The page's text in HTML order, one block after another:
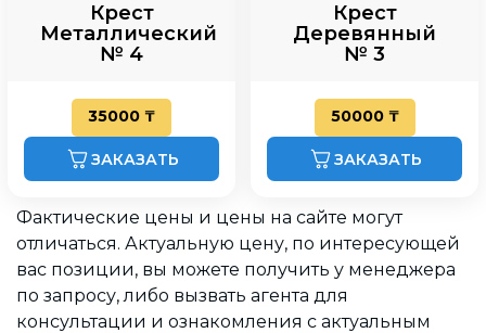
Крест
Металлический
№ 4
35000 ₸
ЗАКАЗАТЬ
Крест
Деревянный
№ 3
50000 ₸
ЗАКАЗАТЬ
Фактические цены и цены на сайте могут
отличаться. Актуальную цену, по интересующей
вас позиции, вы можете получить у менеджера
по запросу, либо вызвать агента для
консультации и ознакомления с актуальным